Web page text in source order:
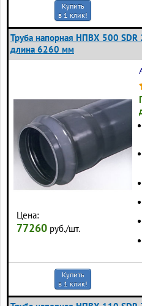
Купить
в 1 клик!
Труба напорная НПВХ 500
длина 6260 мм
Цена:
77260 руб./шт.
Купить
в 1 клик!